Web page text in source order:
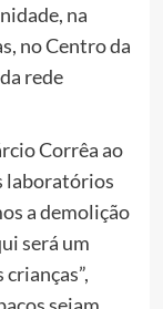
na
no Centro da
rede
Corrêa ao
laboratórios
a demolição
será um